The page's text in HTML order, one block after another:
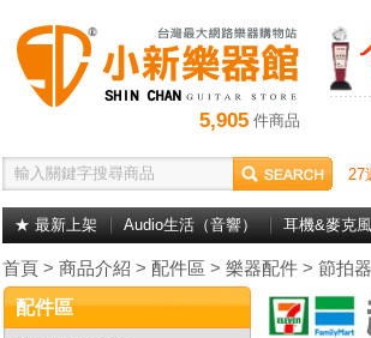
5,905 件商品
27
★ 最新上架 Audio生活（音響） 耳機&麥克風
首頁 > 商品介紹 > 配件區 > 樂器配件 > 節拍器
配件區